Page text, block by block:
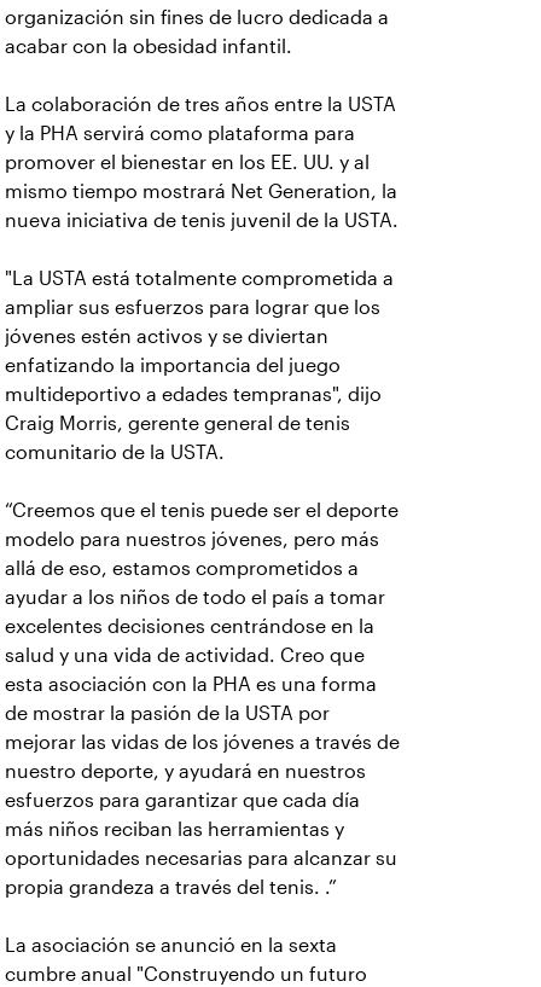
organización sin fines de lucro dedicada a
acabar con la obesidad infantil.
La colaboración de tres años entre la USTA
y la PHA servirá como plataforma para
promover el bienestar en los EE. UU. y al
mismo tiempo mostrará Net Generation, la
nueva iniciativa de tenis juvenil de la USTA.
"La USTA está totalmente comprometida a
ampliar sus esfuerzos para lograr que los
jóvenes estén activos y se diviertan
enfatizando la importancia del juego
multideportivo a edades tempranas", dijo
Craig Morris, gerente general de tenis
comunitario de la USTA.
“Creemos que el tenis puede ser el deporte
modelo para nuestros jóvenes, pero más
allá de eso, estamos comprometidos a
ayudar a los niños de todo el país a tomar
excelentes decisiones centrándose en la
salud y una vida de actividad. Creo que
esta asociación con la PHA es una forma
de mostrar la pasión de la USTA por
mejorar las vidas de los jóvenes a través de
nuestro deporte, y ayudará en nuestros
esfuerzos para garantizar que cada día
más niños reciban las herramientas y
oportunidades necesarias para alcanzar su
propia grandeza a través del tenis. .”
La asociación se anunció en la sexta
cumbre anual "Construyendo un futuro